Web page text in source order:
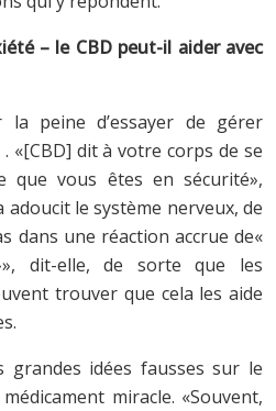
– le CBD peut-il aider avec
peine d’essayer de gérer
. «[CBD] dit à votre corps de se
que vous êtes en sécurité»,
adoucit le système nerveux, de
dans une réaction accrue de«
dit-elle, de sorte que les
trouver que cela les aide
grandes idées fausses sur le
médicament miracle. «Souvent,